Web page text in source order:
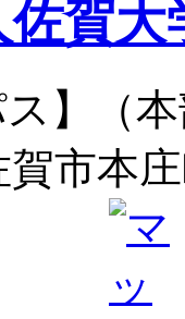
佐賀大
ス】（
賀市本